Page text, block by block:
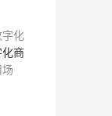
字化
化商